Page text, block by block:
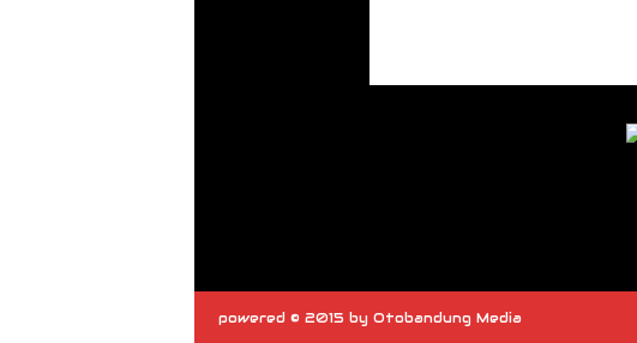
powered © 2015 by Otobandung Media